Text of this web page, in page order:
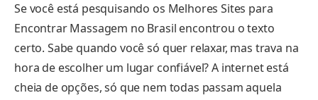
Se você está pesquisando os Melhores Sites para
Encontrar Massagem no Brasil encontrou o texto
certo. Sabe quando você só quer relaxar, mas trava na
hora de escolher um lugar confiável? A internet está
cheia de opções, só que nem todas passam aquela